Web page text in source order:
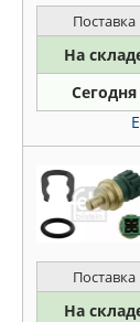
Поставка
На
Сегодня
Поставка
На